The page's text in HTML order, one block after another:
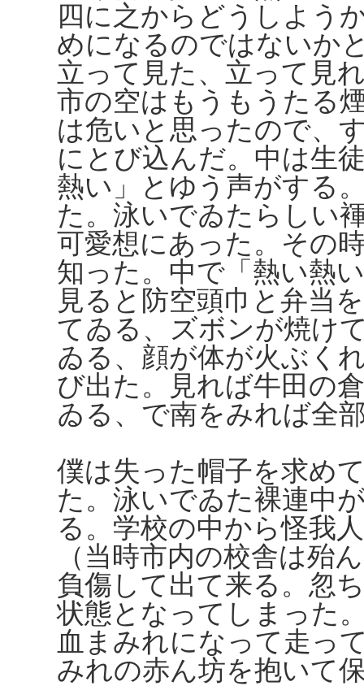
四に之からどうしよう
めになるのではないか
立って見た、立って見
市の空はもうもうたる
は危いと思ったので、
にとび込んだ。中は生
熱い」とゆう声がする
た。泳いでゐたらしい
可愛想にあった。その
知った。中で「熱い熱
見ると防空頭巾と弁当
てゐる、ズボンが焼け
ゐる、顔が体が火ぶく
び出た。見れば牛田の
ゐる、で南をみれば全
僕は失った帽子を求め
た。泳いでゐた裸連中
る。学校の中から怪我
（当時市内の校舎は殆
負傷して出て来る。忽
状態となってしまった
血まみれになって走っ
みれの赤ん坊を抱いて